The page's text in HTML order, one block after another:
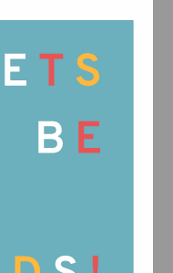
productos que
el cuidado y la
cada pieza, y de
los procesos
caja de
tarjeta. En una
y nuestra
Real. En la